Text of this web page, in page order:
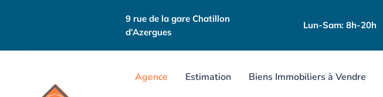
9 rue de la gare Chatillon
d’Azergues
Lun-Sam: 8h-20h
Agence Estimation Biens Immobiliers à Vendre